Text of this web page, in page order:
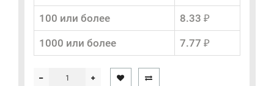
100 или более 8.33 ₽
1000 или более 7.77 ₽